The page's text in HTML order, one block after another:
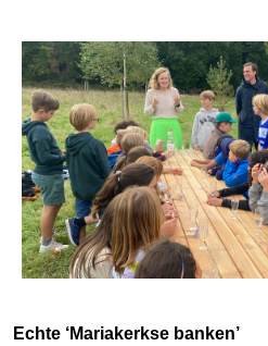
Echte ‘Mariakerkse banken’